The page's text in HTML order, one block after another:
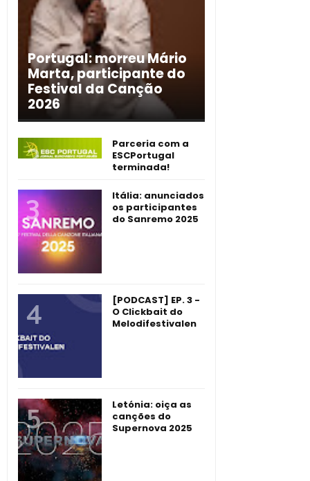
Portugal: morreu Mário
Marta, participante do
Festival da Canção
2026
Parceria com a
ESCPortugal
terminada!
Itália: anunciados
os participantes
do Sanremo 2025
[PODCAST] EP. 3 -
O Clickbait do
Melodifestivalen
Letónia: oiça as
canções do
Supernova 2025